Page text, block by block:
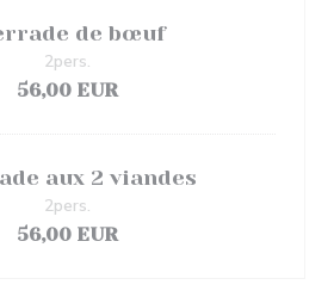
de bœuf
56,00 EUR
2pers.
aux 2 viandes
56,00 EUR
2pers.